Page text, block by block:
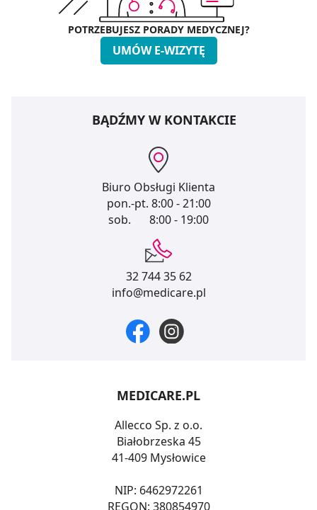
POTRZEBUJESZ PORADY MEDYCZNEJ?
UMÓW E-WIZYTĘ
BĄDŹMY W KONTAKCIE
Biuro Obsługi Klienta
pon.-pt. 8:00 - 21:00
sob.
8:00 - 19:00
32 744 35 62
info@medicare.pl
MEDICARE.PL
Allecco Sp. z o.o.
Białobrzeska 45
41-409 Mysłowice
NIP: 6462972261
REGON: 380854970